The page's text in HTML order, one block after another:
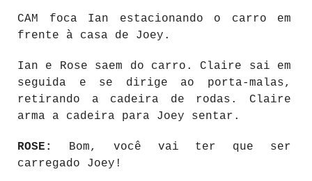
CAM foca Ian estacionando o carro em
frente à casa de Joey.
Ian e Rose saem do carro. Claire sai em
seguida e se dirige ao porta-malas,
retirando a cadeira de rodas. Claire
arma a cadeira para Joey sentar.
ROSE: Bom, você vai ter que ser
carregado Joey!